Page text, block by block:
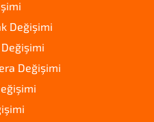
Değişimi
Değişimi